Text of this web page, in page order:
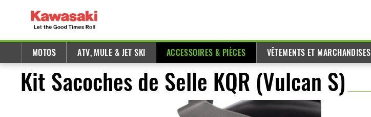
MOTOS ATV, MULE & JET SKI ACCESSOIRES & PIÈCES VÊTEMENTS ET MARCHANDISES
Kit Sacoches de Selle KQR (Vulcan S)